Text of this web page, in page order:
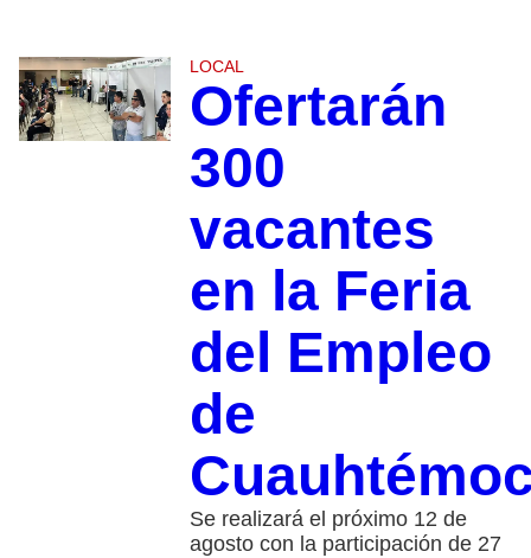
LOCAL
Ofertarán
300
vacantes
en la Feria
del Empleo
de
Se realizará el próximo 12 de
agosto con la participación de 27